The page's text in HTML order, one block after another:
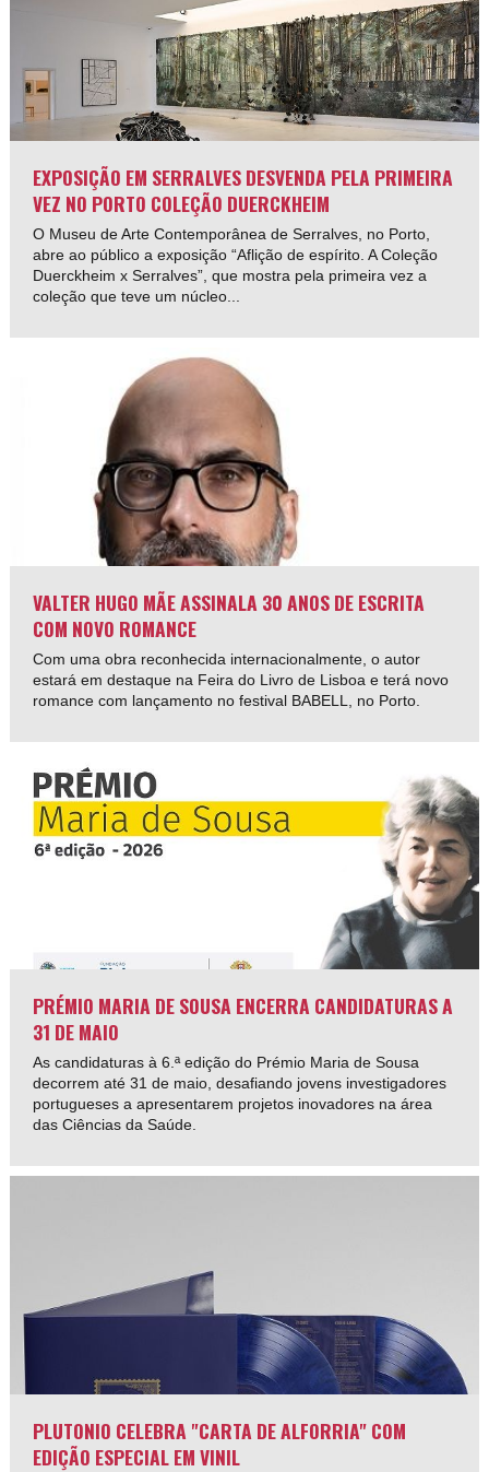
EXPOSIÇÃO EM SERRALVES DESVENDA PELA PRIMEIRA
VEZ NO PORTO COLEÇÃO DUERCKHEIM
O Museu de Arte Contemporânea de Serralves, no Porto,
abre ao público a exposição “Aflição de espírito. A Coleção
Duerckheim x Serralves”, que mostra pela primeira vez a
coleção que teve um núcleo...
VALTER HUGO MÃE ASSINALA 30 ANOS DE ESCRITA
COM NOVO ROMANCE
Com uma obra reconhecida internacionalmente, o autor
estará em destaque na Feira do Livro de Lisboa e terá novo
romance com lançamento no festival BABELL, no Porto.
PRÉMIO MARIA DE SOUSA ENCERRA CANDIDATURAS A
31 DE MAIO
As candidaturas à 6.ª edição do Prémio Maria de Sousa
decorrem até 31 de maio, desafiando jovens investigadores
portugueses a apresentarem projetos inovadores na área
das Ciências da Saúde.
PLUTONIO CELEBRA "CARTA DE ALFORRIA" COM
EDIÇÃO ESPECIAL EM VINIL